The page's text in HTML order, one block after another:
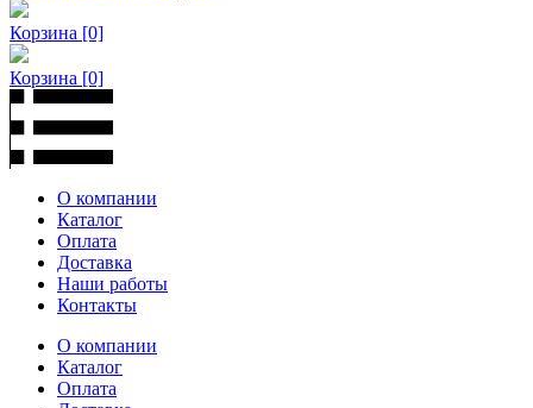
Корзина [0]
Корзина [0]
О компании
Каталог
Оплата
Доставка
Наши работы
Контакты
О компании
Каталог
Оплата